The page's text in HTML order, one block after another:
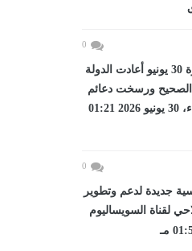
0
برلماني: ثورة 30 يونيو أعادت الدولة
الصحيح ورسخت دعائم
الاستقرار...اليوم الثلاثاء، 30 يونيو 2026 01:21
0
جديدة لدعم وتطوير
لقناة السويساليوم